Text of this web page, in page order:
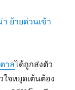
าลได้ถูกส่งตัว
จหยุดเต้นต้อง